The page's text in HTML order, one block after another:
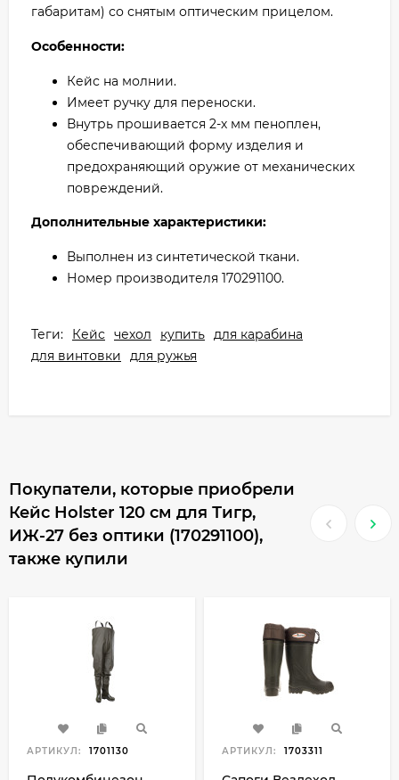
габаритам) со снятым оптическим прицелом.
Особенности:
Кейс на молнии.
Имеет ручку для переноски.
Внутрь прошивается 2-х мм пеноплен,
обеспечивающий форму изделия и
предохраняющий оружие от механических
повреждений.
Дополнительные характеристики:
Выполнен из синтетической ткани.
Номер производителя 170291100.
Теги: Кейс чехол купить для карабина
для винтовки
для ружья
Покупатели, которые приобрели
Кейс Holster 120 см для Тигр,
ИЖ-27 без оптики (170291100),
также купили
АРТИКУЛ: 1701130 АРТИКУЛ: 1703311